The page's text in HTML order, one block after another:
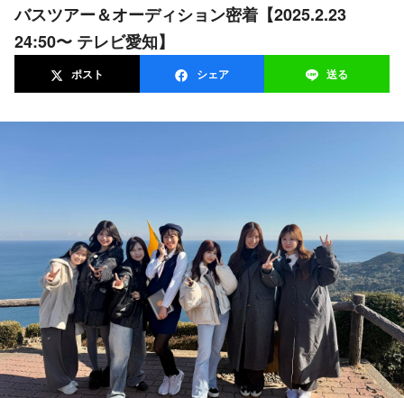
バスツアー＆オーディション密着【2025.2.23
24:50〜 テレビ愛知】
ポスト シェア 送る